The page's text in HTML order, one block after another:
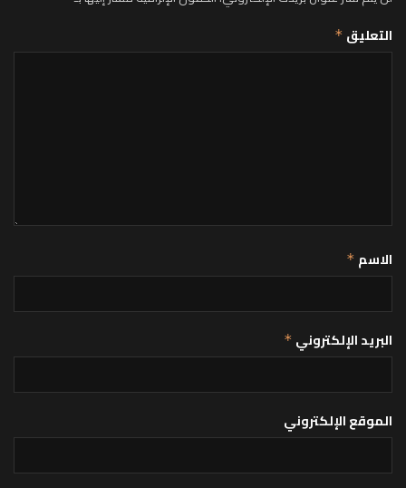
التعليق *
الاسم *
البريد الإلكتروني *
الموقع الإلكتروني